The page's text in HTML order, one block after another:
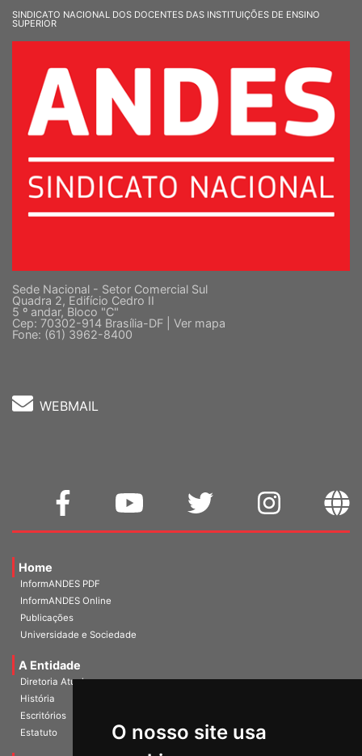
O nosso site usa
SINDICATO NACIONAL DOS DOCENTES DAS INSTITUIÇÕES DE ENSINO
SUPERIOR
Sede Nacional - Setor Comercial Sul
Quadra 2, Edifício Cedro II
5 º andar, Bloco "C"
Cep: 70302-914 Brasília-DF | Ver mapa
Fone: (61) 3962-8400
WEBMAIL
Home
InformANDES PDF
InformANDES Online
Publicações
Universidade e Sociedade
A Entidade
Diretoria Atual
História
Escritórios
Estatuto